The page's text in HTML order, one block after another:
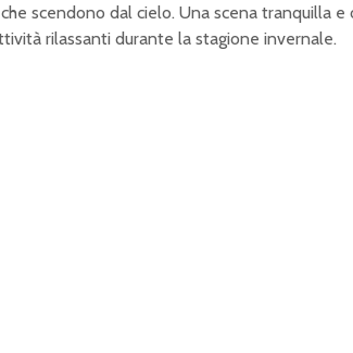
scendono dal cielo. Una scena tranquilla e
rilassanti durante la stagione invernale.